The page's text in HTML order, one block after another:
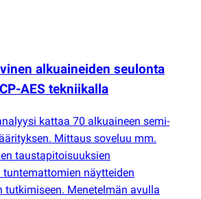
alkuaineiden seulonta
AES tekniikalla
kattaa 70 alkuaineen semi-
Mittaus soveluu mm.
taustapitoisuuksien
näytteiden
tutkimiseen. Menetelmän avulla